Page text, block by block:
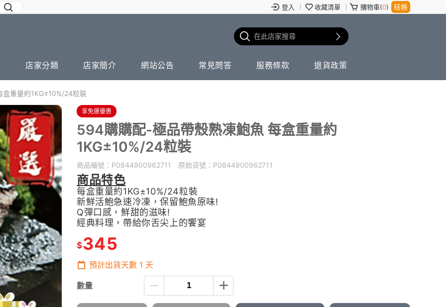
登入 收藏清單 購物車(0) 結帳
店家分類 店家簡介 網站公告 常見問答 服務條款 退貨政策
重量約1KG±10%/24粒裝
享免運優惠
594購購配-極品帶殼熟凍鮑魚 每盒重量約
1KG±10%/24粒裝
商品編號： P0844900962711 原始貨號： P0844900962711
商品特色
每盒重量約1KG±10%/24粒裝
新鮮活鮑急速冷凍，保留鮑魚原味!
Q彈口感，鮮甜的滋味!
經典料理，帶給你舌尖上的饗宴
$345
預計出貨天數 1 天
數量